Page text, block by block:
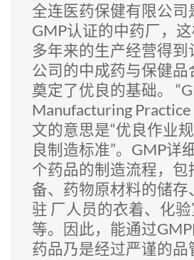
全连医药保健有限公司
GMP认证的中药厂，
多年来的生产经营得到
公司的中成药与保健品
奠定了优良的基础。
Manufacturing
文的意思是“优良作业
良制造标准”。GMP详
个药品的制造流程，包
备、药物原材料的储存
驻 厂人员的衣着、化
等。因此，能通过
药品乃是经过严谨的品